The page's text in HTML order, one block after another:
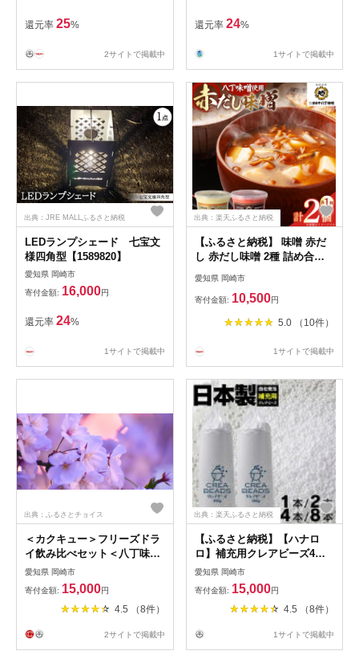
還元率 25%
2サイトで掲載中
還元率 24%
1サイトで掲載中
出典：JRE MALLふるさと納税
LEDランプシェード 七宝文
様四角型【1589820】
愛知県 岡崎市
寄付金額: 16,000円
還元率 24%
1サイトで掲載中
出典：楽天ふるさと納税
【ふるさと納税】 味噌 赤だ
し 赤だし味噌 2種 詰め合わ
崎市 ok23bzw610001] セット
あかだし 赤出し 味噌 お味噌
品 加工食品 汁物
愛知県 岡崎市
寄付金額: 10,500円
5.0 （10件）
1サイトで掲載中
出典：ふるさとチョイス
＜カクキュー＞フリーズドラ
イ飲み比べセット＜八丁味
噌、赤出し味噌＞
【1248289】
愛知県 岡崎市
寄付金額: 15,000円
4.5 （8件）
2サイトで掲載中
出典：楽天ふるさと納税
【ふるさと納税】【ハナロ
ロ】補充用クレアビーズ4本
セット【1277028】
愛知県 岡崎市
寄付金額: 15,000円
4.5 （8件）
1サイトで掲載中